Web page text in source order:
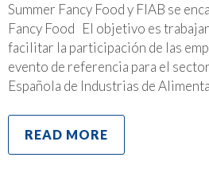
Summer Fancy Food y FIAB se
Fancy Food El objetivo es
facilitar la participación de las
evento de referencia para el
Española de Industrias de
READ MORE